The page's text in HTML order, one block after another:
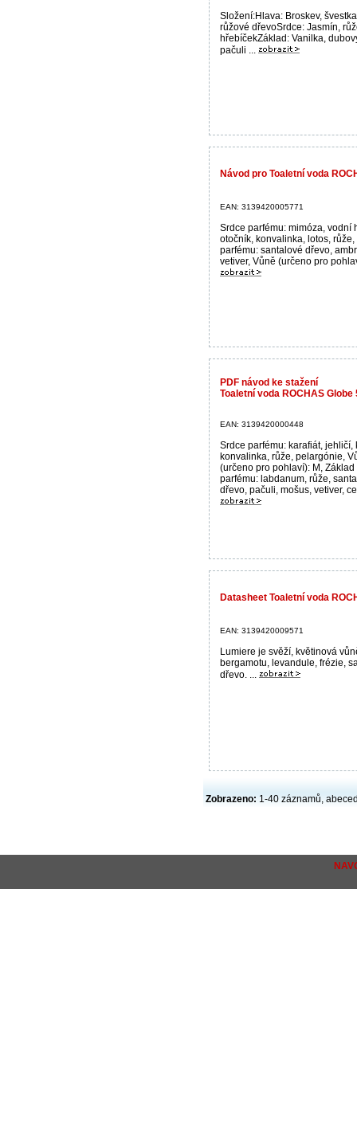
Složení:Hlava: Broskev,
růžové dřevoSrdce: Jasmín,
hřebíčekZáklad: Vanilka,
pačuli ...
Návod pro Toaletní voda
EAN: 3139420005771
Srdce parfému: mimóza, vodní
otočník, konvalinka, lotos, růže,
parfému: santalové dřevo,
vetiver, Vůně (určeno pro
PDF návod ke stažení
Toaletní voda ROCHAS Globe
EAN: 3139420000448
Srdce parfému: karafiát, jehličí,
konvalinka, růže, pelargónie,
(určeno pro pohlaví): M, Základ
parfému: labdanum, růže,
dřevo, pačuli, mošus, vetiver,
Datasheet Toaletní voda
EAN: 3139420009571
Lumiere je svěží, květinová
bergamotu, levandule, frézie,
dřevo. ...
Zobrazeno: 1-40 záznamů,